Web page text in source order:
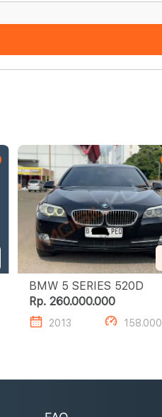
BMW 5 SERIES 520D
Rp. 260.000.000
2013 158.000